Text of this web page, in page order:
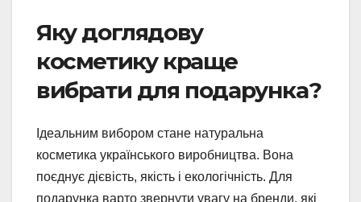
Яку доглядову
косметику краще
вибрати для подарунка?
Ідеальним вибором стане натуральна
косметика українського виробництва. Вона
поєднує дієвість, якість і екологічність. Для
подарунка варто звернути увагу на бренди, які